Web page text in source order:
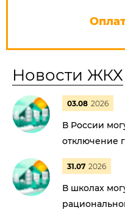
Новости ЖКХ
03.08 2026
В России
отключение
31.07 2026
В школах